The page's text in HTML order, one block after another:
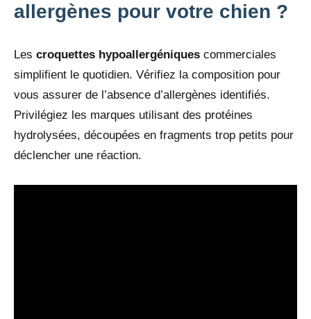
allergènes pour votre chien ?
Les croquettes hypoallergéniques commerciales
simplifient le quotidien. Vérifiez la composition pour
vous assurer de l’absence d’allergènes identifiés.
Privilégiez les marques utilisant des protéines
hydrolysées, découpées en fragments trop petits pour
déclencher une réaction.